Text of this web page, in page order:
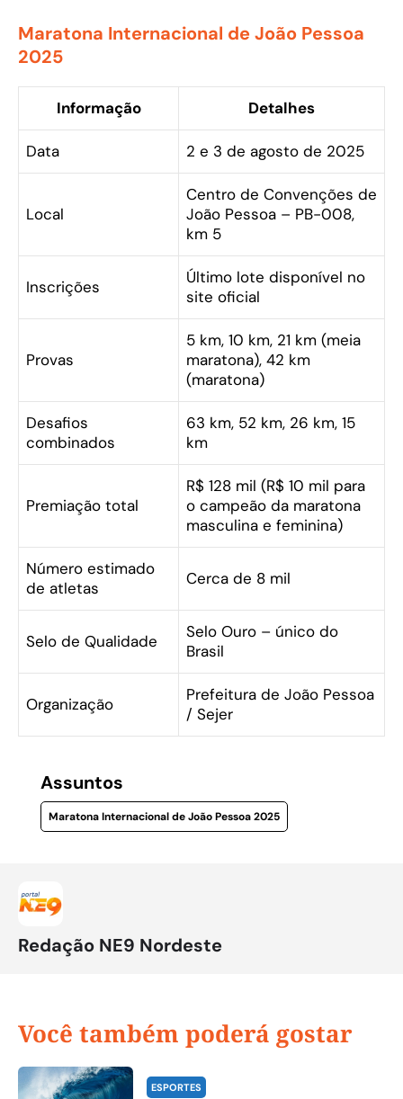
Maratona Internacional de João Pessoa
2025
Informação Detalhes
Data 2 e 3 de agosto de 2025
Local
Centro de Convenções de
João Pessoa – PB-008,
km 5
Inscrições
Último lote disponível no
site oficial
Provas
5 km, 10 km, 21 km (meia
maratona), 42 km
(maratona)
Desafios
combinados
63 km, 52 km, 26 km, 15
km
Premiação total
R$ 128 mil (R$ 10 mil para
o campeão da maratona
masculina e feminina)
Número estimado
de atletas
Cerca de 8 mil
Selo de Qualidade
Selo Ouro – único do
Brasil
Organização
Prefeitura de João Pessoa
/ Sejer
Assuntos
Maratona Internacional de João Pessoa 2025
Redação NE9 Nordeste
Você também poderá gostar
ESPORTES